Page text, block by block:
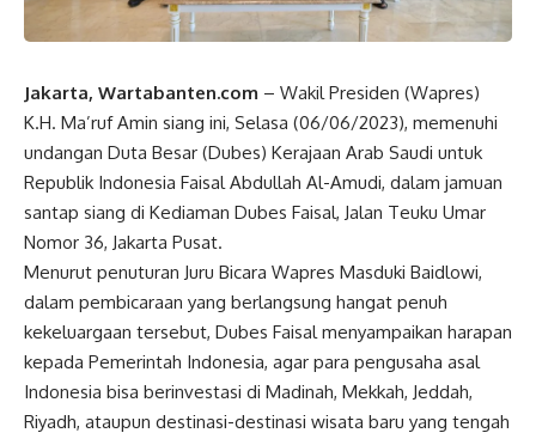
Jakarta, Wartabanten.com – Wakil Presiden (Wapres)
K.H. Ma’ruf Amin siang ini, Selasa (06/06/2023), memenuhi
undangan Duta Besar (Dubes) Kerajaan Arab Saudi untuk
Republik Indonesia Faisal Abdullah Al-Amudi, dalam jamuan
santap siang di Kediaman Dubes Faisal, Jalan Teuku Umar
Nomor 36, Jakarta Pusat.
Menurut penuturan Juru Bicara Wapres Masduki Baidlowi,
dalam pembicaraan yang berlangsung hangat penuh
kekeluargaan tersebut, Dubes Faisal menyampaikan harapan
kepada Pemerintah Indonesia, agar para pengusaha asal
Indonesia bisa berinvestasi di Madinah, Mekkah, Jeddah,
Riyadh, ataupun destinasi-destinasi wisata baru yang tengah